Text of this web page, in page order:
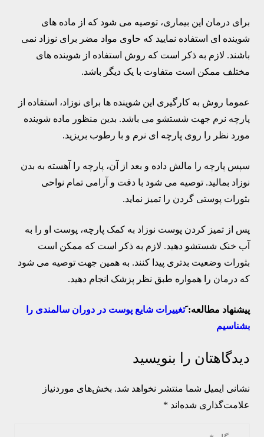
برای درمان این بیماری، توصیه می شود که از ماده های
شوینده ای استفاده نمایید که حاوی مواد مضر برای نوزاد نمی
باشند. لازم به ذکر است که روش استفاده از شوینده های
مختلف ممکن است متفاوت با یک دیگر باشد.
عموما روش به کارگیری این شوینده ها برای نوزاد، استفاده از
پارچه نرم جهت شستشو می باشد. بدین منظور ماده شوینده
مورد نظر را روی پارچه ای نرم و با رطوب بریزید.
سپس پارچه را مالش داده و بعد از آن، پارچه را آهسته به بدن
نوزاد بمالید. توصیه می شود با دقت و آرامی تمام نواحی
بثورات پوستی گردن را تمیز نماید.
پس از تمیز کردن پوست نوزاد به کمک پارچه، پوست او را به
آب خنک شستشو دهید. لازم به ذکر است که ممکن است
بثورات وضعیت بدتری پیدا کنند. به همین جهت توصیه می شود
که درمان را همواره طبق نظر پزشک انجام دهید.
پیشنهاد مطالعه: َتغییرات شایع پوست در دوران سالمندی را
بشناسیم
دیدگاهتان را بنویسید
نشانی ایمیل شما منتشر نخواهد شد. بخش‌های موردنیاز
علامت‌گذاری شده‌اند *